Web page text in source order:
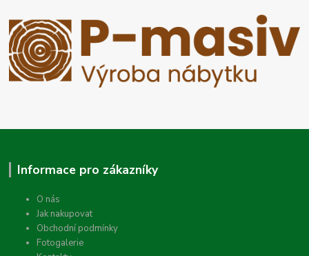
Informace pro zákazníky
O nás
Jak nakupovat
Obchodní podmínky
Fotogalerie